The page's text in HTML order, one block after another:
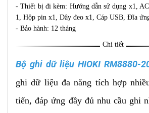
- Thiết bị đi kèm: Hướng dẫn sử dụng x1,
1, Hộp pin x1, Dây đeo x1, Cáp USB, Đĩa
- Bảo hành: 12 tháng
Chi tiết
Bộ ghi dữ liệu HIOKI RM8880-
ghi dữ liệu đa năng tích hợp
tiến, đáp ứng đầy đủ nhu cầu ghi